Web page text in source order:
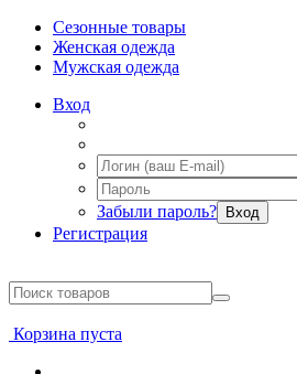
Сезонные товары
Женская одежда
Мужская одежда
Вход
Забыли пароль? Вход
Регистрация
Корзина пуста